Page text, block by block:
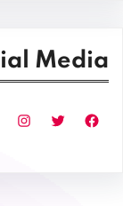
Media
فيسبوك تويتر إنستجرام